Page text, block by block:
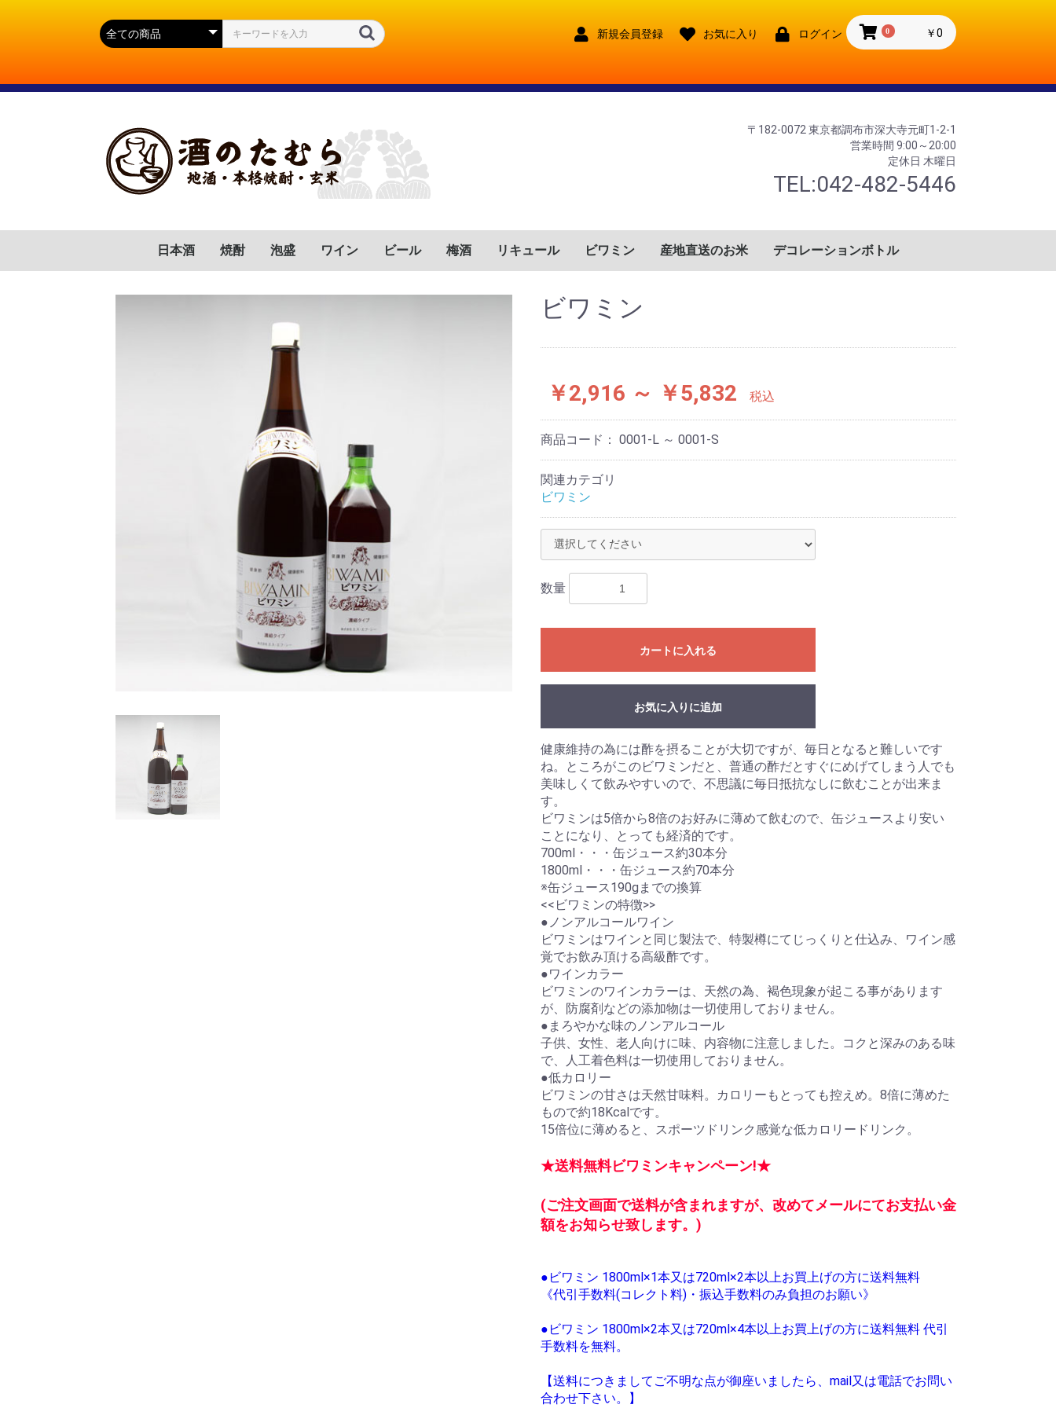
新規会員登録 お気に入り ログイン 0 ￥0
〒182-0072 東京都調布市深大寺元町1-2-1
営業時間 9:00～20:00
定休日 木曜日
TEL:042-482-5446
日本酒
群馬県
滋賀県
福岡県
岐阜県
高知県
山口県
広島県
岩手県
宮城県
静岡県
長野県
山形県
茨城県
新潟県
焼酎
芋(いも) 鹿児島県
宮崎県
麦(むぎ) 鹿児島県
宮崎県
大分県
長崎県
熊本県
東京都
蕎麦(そば) 宮崎県
長野県
胡麻(ごま) 福岡県
黒糖(こくとう) 鹿児島県
南瓜(かぼちゃ) 宮崎県
緑茶(りょくちゃ) 福岡県
栗(くり) 兵庫県
泡盛
沖縄県
ワイン
フランス 赤
ロゼ
白
赤泡
ロゼ泡
白泡
イタリア 赤
ロゼ
白
赤泡
ロゼ泡
白泡
スペイン 赤
ロゼ
白
赤泡
ロゼ泡
白泡
ドイツ 赤
ロゼ
白
赤泡
ロゼ泡
白泡
ポルトガル 赤
ロゼ
白
赤泡
ロゼ泡
白泡
チリ 赤
ロゼ
白
赤泡
ロゼ泡
白泡
アルゼンチン 赤
ロゼ
白
赤泡
ロゼ泡
白泡
アメリカ 赤
ロゼ
白
赤泡
ロゼ泡
白泡
南アフリカ 赤
ロゼ
白
赤泡
ロゼ泡
白泡
ビール 梅酒
沖縄県
鹿児島県
奈良県
大分県
新潟県
リキュール
奈良県
沖縄県
ビワミン 産地直送のお米 デコレーションボトル
ビワミン
￥2,916 ～ ￥5,832 税込
商品コード： 0001-L ～ 0001-S
関連カテゴリ
ビワミン
数量
カートに入れる
お気に入りに追加
健康維持の為には酢を摂ることが大切ですが、毎日となると難しいです
ね。ところがこのビワミンだと、普通の酢だとすぐにめげてしまう人でも
美味しくて飲みやすいので、不思議に毎日抵抗なしに飲むことが出来ま
す。
ビワミンは5倍から8倍のお好みに薄めて飲むので、缶ジュースより安い
ことになり、とっても経済的です。
700ml・・・缶ジュース約30本分
1800ml・・・缶ジュース約70本分
※缶ジュース190gまでの換算
<<ビワミンの特徴>>
●ノンアルコールワイン
ビワミンはワインと同じ製法で、特製樽にてじっくりと仕込み、ワイン感
覚でお飲み頂ける高級酢です。
●ワインカラー
ビワミンのワインカラーは、天然の為、褐色現象が起こる事があります
が、防腐剤などの添加物は一切使用しておりません。
●まろやかな味のノンアルコール
子供、女性、老人向けに味、内容物に注意しました。コクと深みのある味
で、人工着色料は一切使用しておりません。
●低カロリー
ビワミンの甘さは天然甘味料。カロリーもとっても控えめ。8倍に薄めた
もので約18Kcalです。
15倍位に薄めると、スポーツドリンク感覚な低カロリードリンク。
★送料無料ビワミンキャンペーン!★
(ご注文画面で送料が含まれますが、改めてメールにてお支払い金
額をお知らせ致します。)
●ビワミン 1800ml×1本又は720ml×2本以上お買上げの方に送料無料
《代引手数料(コレクト料)・振込手数料のみ負担のお願い》
●ビワミン 1800ml×2本又は720ml×4本以上お買上げの方に送料無料 代引
手数料を無料。
【送料につきましてご不明な点が御座いましたら、mail又は電話でお問い
合わせ下さい。】